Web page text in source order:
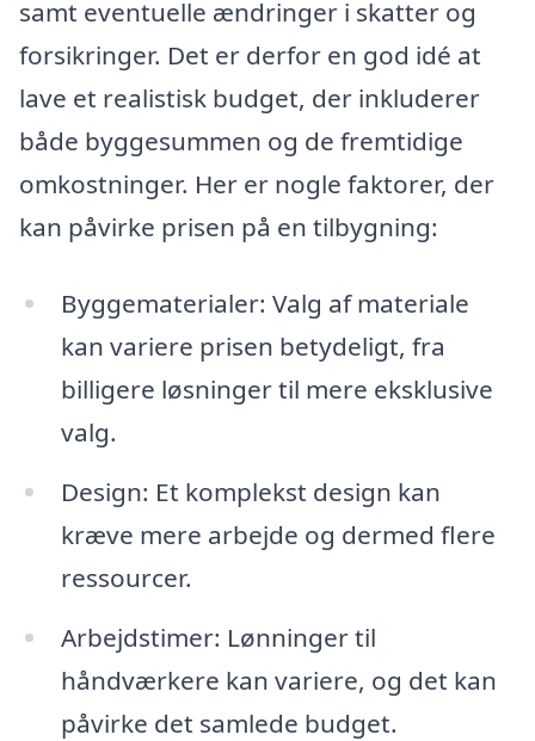
samt eventuelle ændringer i skatter og
forsikringer. Det er derfor en god idé at
lave et realistisk budget, der inkluderer
både byggesummen og de fremtidige
omkostninger. Her er nogle faktorer, der
kan påvirke prisen på en tilbygning:
Byggematerialer: Valg af materiale
kan variere prisen betydeligt, fra
billigere løsninger til mere eksklusive
valg.
Design: Et komplekst design kan
kræve mere arbejde og dermed flere
ressourcer.
Arbejdstimer: Lønninger til
håndværkere kan variere, og det kan
påvirke det samlede budget.